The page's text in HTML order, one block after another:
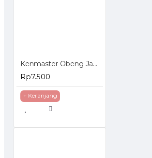
Kenmaster Obeng Jam Set 6 Pcs
Rp7.500
+ Keranjang